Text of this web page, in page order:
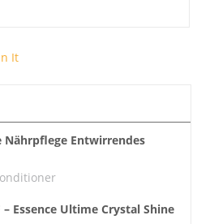
It
Nährpflege Entwirrendes
– Essence Ultime Crystal Shine